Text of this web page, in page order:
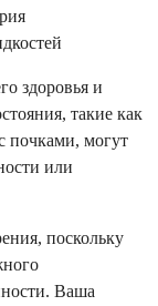
здоровья и
такие как
почками, могут
или
поскольку
Ваша